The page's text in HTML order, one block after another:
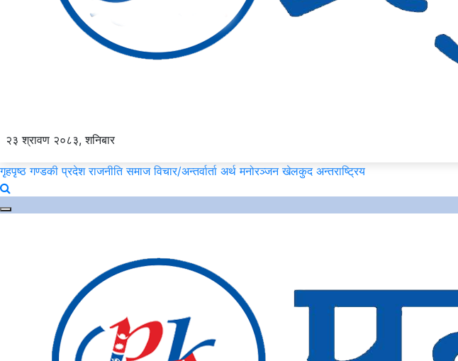
२३ श्रावण २०८३, शनिबार
गृहपृष्ठ गण्डकी प्रदेश राजनीति समाज विचार/अन्तर्वार्ता अर्थ मनोरञ्जन खेलकुद अन्तराष्ट्रिय